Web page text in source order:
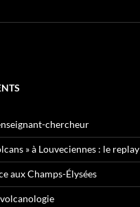
chercheur
» à Louveciennes : le replay
aux Champs-Élysées